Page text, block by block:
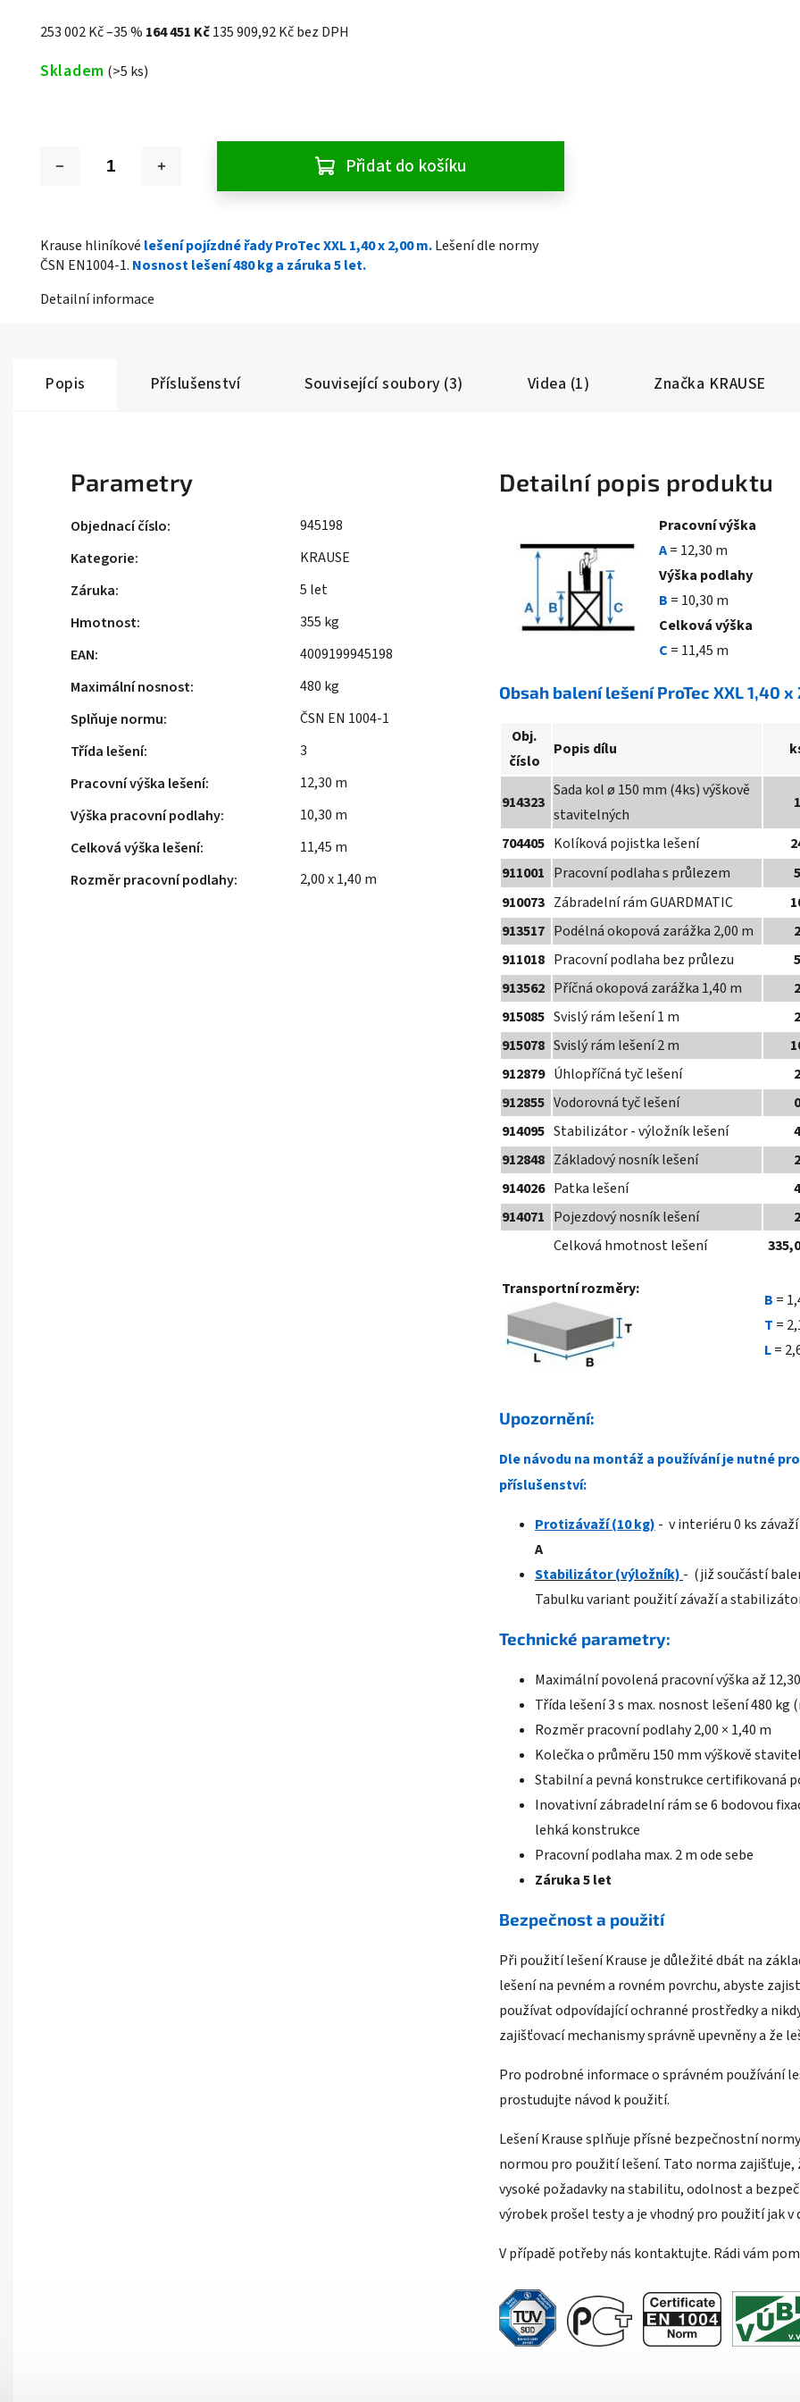
253 002 Kč–35 % 164 451 Kč135 909,92 Kč bez DPH
Skladem (>5 ks)
Přidat do košíku
Krause hliníkové lešení pojízdné řady ProTec XXL 1,40 x 2,00 m.Lešení dle normy
ČSN EN1004-1. Nosnost lešení 480 kg a záruka 5 let.
Detailní informace
Popis Příslušenství Související soubory (3) Videa (1) Značka KRAUSE
Detailní popis produktu
Pracovní výška
A= 12,30 m
Výška podlahy
B = 10,30 m
Celková výška
C = 11,45 m
Obsah balení lešení ProTec XXL 1,40
Obj.
číslo
Popis dílu
914323
Sada kolø 150 mm (4ks) výškově
stavitelných
1
704405 Kolíková pojistka lešení
911001 Pracovní podlaha s průlezem
5
910073 Zábradelní rám GUARDMATIC
913517 Podélná okopová zarážka 2,00 m
2
911018 Pracovní podlaha bez průlezu
5
913562 Příčná okopová zarážka 1,40 m
2
915085 Svislý rám lešení 1 m
2
915078 Svislý rám lešení 2 m
912879 Úhlopříčná tyč lešení
2
912855 Vodorovná tyč lešení
0
914095 Stabilizátor - výložník lešení
4
912848 Základový nosník lešení
2
914026 Patka lešení
4
914071 Pojezdový nosník lešení
2
Celková hmotnost lešení
Transportní rozměry:
B =
T =
L=
Upozornění:
Dle návodu na montáž a používání je nutné
příslušenství:
Protizávaží (10 kg) - v interiéru 0 ks
A
Stabilizátor(výložník) - (již součástí
Tabulku variant použití závaží a
Technické parametry:
Maximální povolená pracovní výška až
Třída lešení 3 s max. nosnost lešení 480 kg
Rozměr pracovní podlahy 2,00 × 1,40 m
Kolečka o průměru 150 mm výškově
Stabilní a pevná konstrukce certifikovaná
Inovativní zábradelní rám se 6 bodovou
lehká konstrukce
Pracovní podlaha max. 2 m ode sebe
Záruka 5 let
Bezpečnost a použití
Při použití lešení Krause je důležité dbát na
lešení na pevném a rovném povrchu, abyste
používat odpovídající ochranné prostředky a
zajišťovací mechanismy správně upevněny a že
Pro podrobné informace o správném používání
prostudujte návod k použití.
Lešení Krause splňuje přísné bezpečnostní
normou pro použití lešení. Tato norma zajišťuje,
vysoké požadavky na stabilitu, odolnost a
výrobek prošel testy a je vhodný pro použití jak
V případě potřeby nás kontaktujte. Rádi vám
Parametry
Objednací číslo:
945198
Kategorie:
KRAUSE
Záruka:
5 let
Hmotnost:
355 kg
EAN:
4009199945198
Maximální nosnost:
480 kg
Splňuje normu:
ČSN EN 1004-1
Třída lešení:
3
Pracovní výška lešení:
12,30 m
Výška pracovní podlahy:
10,30 m
Celková výška lešení:
11,45 m
Rozměr pracovní podlahy: 2,00 x 1,40 m